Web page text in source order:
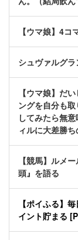
【ウマ娘】4コ
シュヴァルグ
【ウマ娘】だ
ングを自分も
してみたら無
ィルに大差勝
【競馬】ルメ
頭』を語る
【ポイふる】
イント貯まる